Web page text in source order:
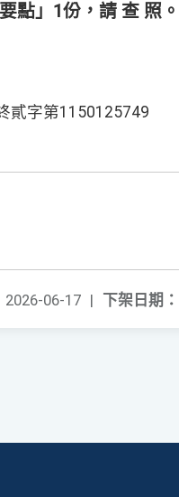
點」1份，請 查 照。
貳字第1150125749
下架日期：
2026-06-17 |